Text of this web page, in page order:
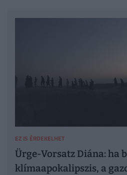
EZ IS ÉRDEKELHET
Ürge-Vorsatz Diána: ha
klímaapokalipszis, a